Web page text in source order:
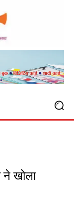
ने खोला